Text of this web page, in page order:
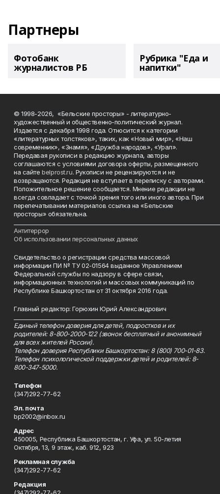
Партнеры
Фотобанк
журналистов РБ
Рубрика "Еда и
напитки"
© 1998-2026, «Бельские просторы» - литературно-
художественный и общественно-политический журнал.
Издается с декабря 1998 года. Относится к категории
«литературных толстяков», таких, как «Новый мир», «Наш
современник», «Знамя», «Дружба народов», «Урал».
Передавая рукописи в редакцию журнала, авторы
соглашаются с условиями договора оферты, размещенного
на сайтеbelprost.ru. Рукописи не рецензируются и не
возвращаются. Редакция не вступает в переписку с авторами.
Положительное решение сообщается. Мнение редакции не
всегда совпадает с точкой зрения того или иного автора. При
перепечатывании материалов ссылка на «Бельские
просторы» обязательна.
Антитеррор
Об использовании персональных данных
Свидетельство о регистрации средства массовой
информации ПИ № ТУ 02-01564 выданное Управлением
Федеральной службы по надзору в сфере связи,
информационных технологий и массовых коммуникаций по
Республике Башкортостан от 31 октября 2016 года.
Главный редактор: Горюхин Юрий Александрович
Единый телефон доверия для детей, подростков и их
родителей: 8-800-2000-122 (звонок бесплатный и анонимный
для всех жителей России).
Телефон доверия Республики Башкортостан: 8 (800) 700-01-83.
Телефон психологической поддержки детей и родителей: 8-
800-347-5000.
Телефон
(347)292-77-62
Эл. почта
bp2002@inbox.ru
Адрес
450005, Республика Башкортостан, г. Уфа, ул. 50-летия
Октября, 13, 9 этаж, каб. 912, 923
Рекламная служба
(347)292-77-62
Редакция